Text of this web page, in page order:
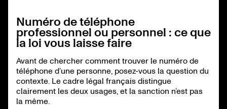
Numéro de téléphone
professionnel ou personnel : ce que
la loi vous laisse faire
Avant de chercher comment trouver le numéro de
téléphone d’une personne, posez-vous la question du
contexte. Le cadre légal français distingue
clairement les deux usages, et la sanction n’est pas
la même.